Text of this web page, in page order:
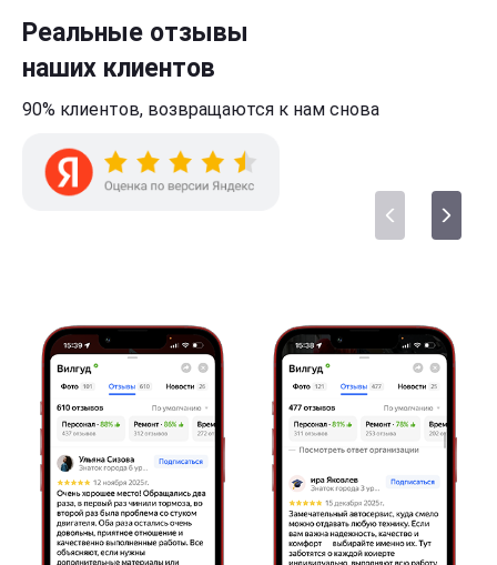
Реальные отзывы
наших клиентов
90% клиентов, возвращаются к нам снова